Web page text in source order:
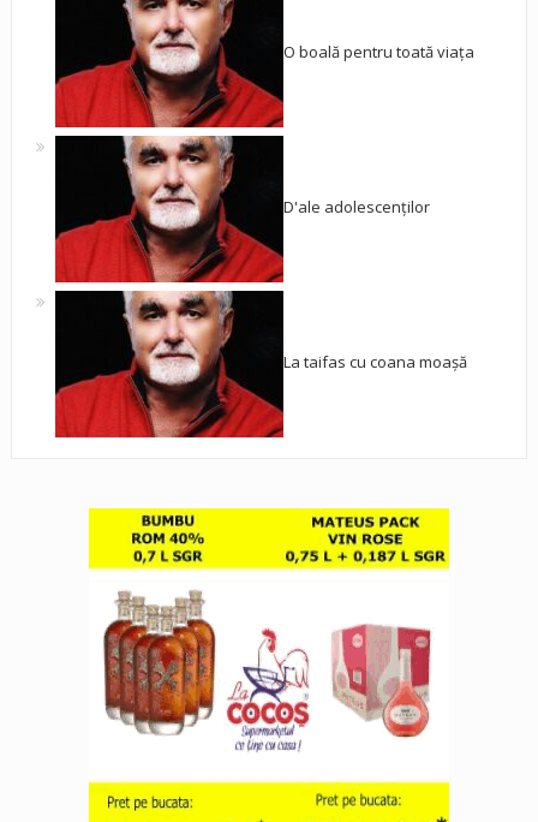
O boală pentru toată viața
D'ale adolescenților
La taifas cu coana moașă